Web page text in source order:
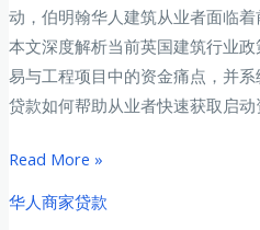
动，伯明翰华人建筑从业者面临着
本文深度解析当前英国建筑行业
易与工程项目中的资金痛点，并
贷款如何帮助从业者快速获取启动
2026
英
Read More »
华人商家贷款